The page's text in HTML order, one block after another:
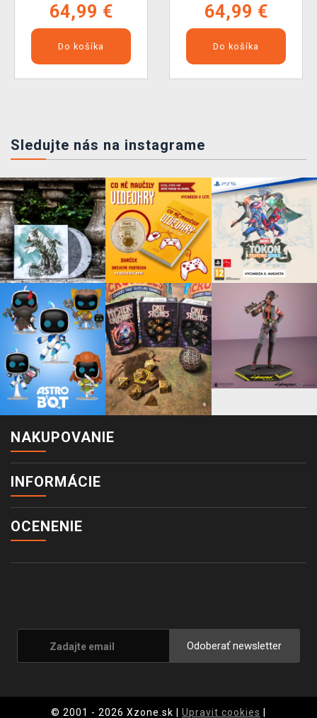
64,99 €
Do košíka
64,99 €
Do košíka
Sledujte nás na instagrame
NAKUPOVANIE
INFORMÁCIE
OCENENIE
Odoberať newsletter
© 2001 - 2026 Xzone.sk | Upravit cookies |